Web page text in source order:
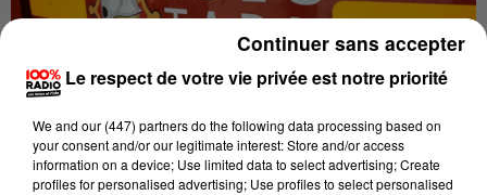
Publié : 20 avril 2022 à 10h37 par Cécile Gabaude
Le respect de votre vie privée est notre priorité
We and our (447) partnersdo the following data processing based on
your consent and/or our legitimate interest: Store and/or access
information on a device; Use limited data to select advertising; Create
profiles for personalised advertising; Use profiles to select personalised
Continuer sans accepter